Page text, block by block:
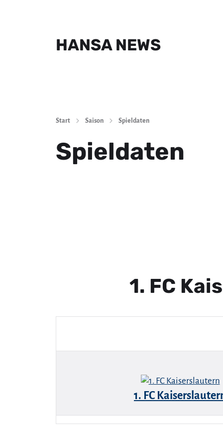
HANSA NEWS
Start Saison Spieldaten
Spieldaten
1. FC
1. FC